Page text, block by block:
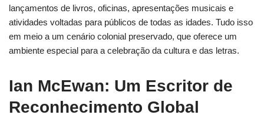
lançamentos de livros, oficinas, apresentações musicais e
atividades voltadas para públicos de todas as idades. Tudo isso
em meio a um cenário colonial preservado, que oferece um
ambiente especial para a celebração da cultura e das letras.
Ian McEwan: Um Escritor de
Reconhecimento Global